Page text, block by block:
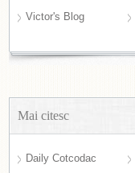
Victor's Blog
Mai citesc
Daily Cotcodac